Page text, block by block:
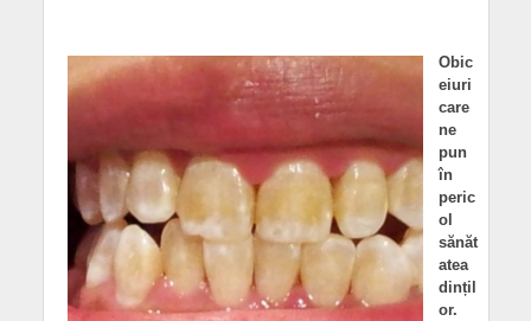
Obic
eiuri
care
ne
pun
în
peric
ol
sănăt
atea
dințil
or.